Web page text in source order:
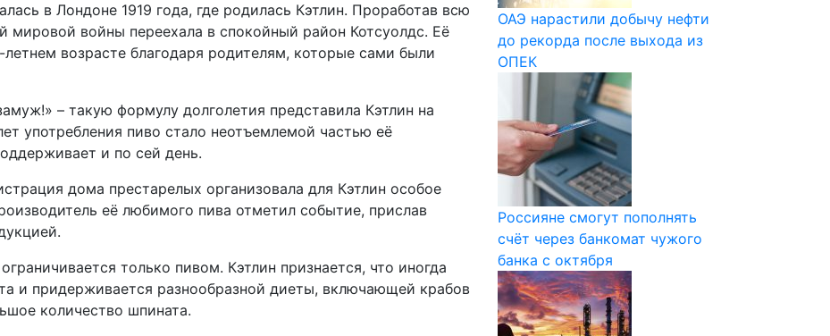
в Лондоне 1919 года, где родилась Кэтлин. Проработав всю
мировой войны переехала в спокойный район Котсуолдс. Её
возрасте благодаря родителям, которые сами были
– такую формулу долголетия представила Кэтлин на
употребления пиво стало неотъемлемой частью её
и по сей день.
дома престарелых организовала для Кэтлин особое
её любимого пива отметил событие, прислав
только пивом. Кэтлин признается, что иногда
и придерживается разнообразной диеты, включающей крабов
количество шпината.
ОАЭ нарастили добычу нефти
до рекорда после выхода из
ОПЕК
Россияне смогут пополнять
счёт через банкомат чужого
банка с октября